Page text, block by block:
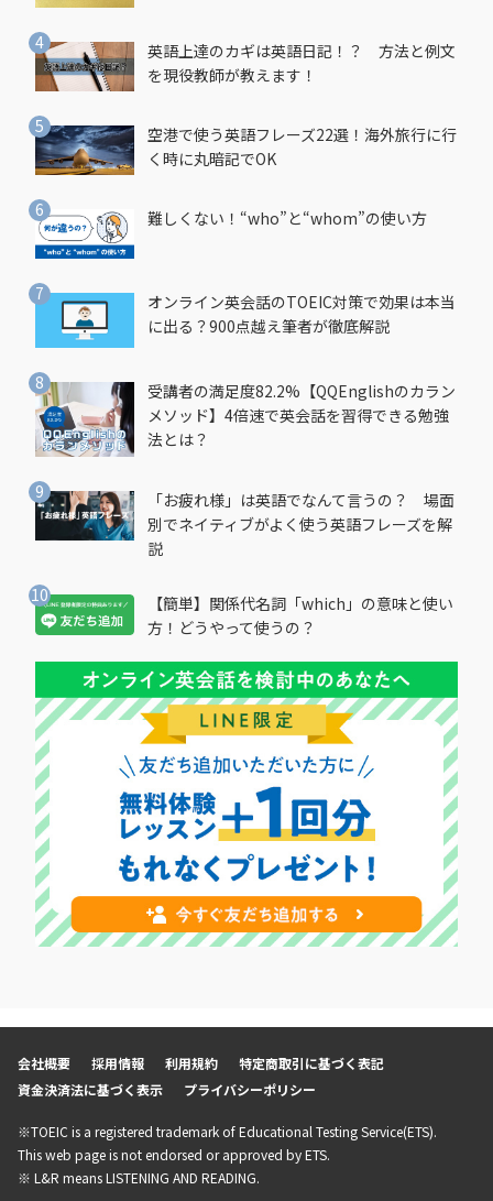
英語上達のカギは英語日記！？ 方法と例文
を現役教師が教えます！
空港で使う英語フレーズ22選！海外旅行に行
く時に丸暗記でOK
難しくない！“who”と“whom”の使い方
オンライン英会話のTOEIC対策で効果は本当
に出る？900点越え筆者が徹底解説
受講者の満足度82.2%【QQEnglishのカラン
メソッド】4倍速で英会話を習得できる勉強
法とは？
「お疲れ様」は英語でなんて言うの？ 場面
別でネイティブがよく使う英語フレーズを解
説
【簡単】関係代名詞「which」の意味と使い
方！どうやって使うの？
会社概要 採用情報 利用規約
特定商取引に基づく表記
資金決済法に基づく表示
プライバシーポリシー
※TOEIC is a registered trademark of Educational Testing Service(ETS).
This web page is not endorsed or approved by ETS.
※ L&R means LISTENING AND READING.